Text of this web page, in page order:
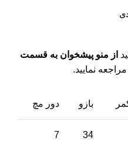
از منو پیشخوان به قسمت
مراجعه نمایید.
بازو دور مچ
34
7